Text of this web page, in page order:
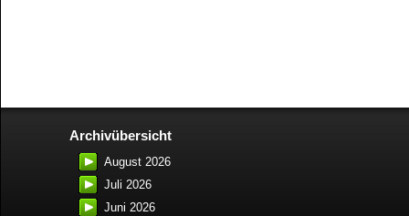
Archivübersicht
August 2026
Juli 2026
Juni 2026